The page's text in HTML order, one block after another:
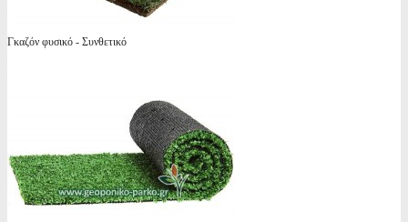
Γκαζόν φυσικό - Συνθετικό